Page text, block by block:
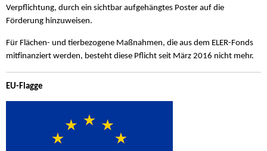
Verpflichtung, durch ein sichtbar aufgehängtes Poster auf die
Förderung hinzuweisen.
Für Flächen- und tierbezogene Maßnahmen, die aus dem ELER-Fonds
mitfinanziert werden, besteht diese Pflicht seit März 2016 nicht mehr.
EU-Flagge